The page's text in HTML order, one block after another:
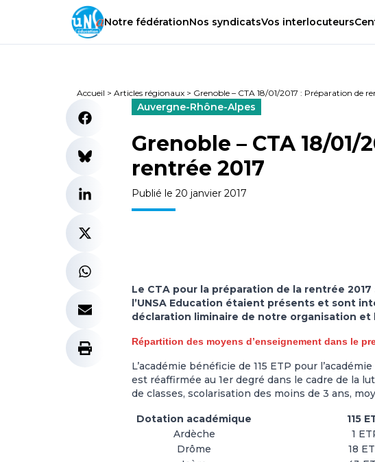
Notre fédérationNos syndicatsVos interlocuteurs
Accueil > Articles régionaux > Grenoble – CTA 18/01/2017 : Préparation de
Auvergne-Rhône-Alpes
Grenoble – CTA 18/
rentrée 2017
Publié le 20 janvier 2017
Le CTA pour la préparation de la rentrée
l’UNSA Education étaient présents et sont
déclaration liminaire de notre organisation et
Répartition des moyens d’enseignement dans le
L’académie bénéficie de 115 ETP pour
est réaffirmée au 1er degré dans le cadre de la
de classes, scolarisation des moins de 3 ans,
Dotation académique
115
Ardèche
1
Drôme
18